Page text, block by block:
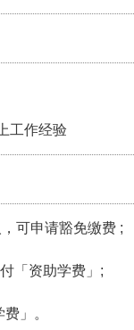
工作经验
可申请豁免缴费 ;
「资助学费」;
」。